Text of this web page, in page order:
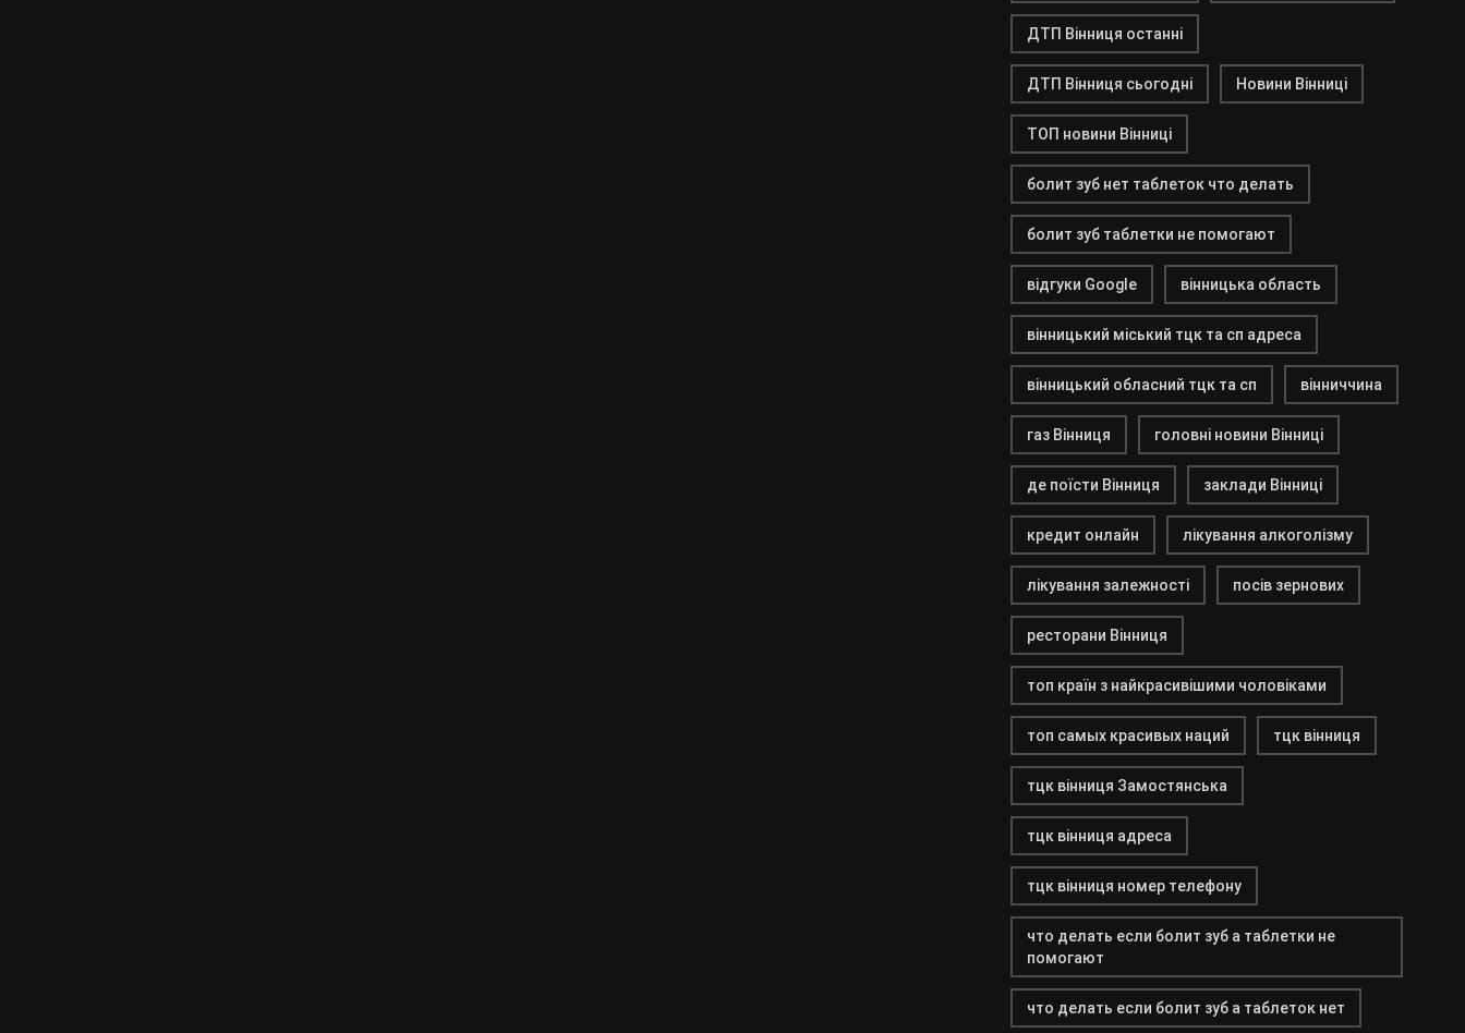
ДТП Вінниця останні
ДТП Вінниця сьогодні Новини Вінниці
ТОП новини Вінниці
болит зуб нет таблеток что делать
болит зуб таблетки не помогают
відгуки Google вінницька область
вінницький міський тцк та сп адреса
вінницький обласний тцк та сп вінниччина
газ Вінниця головні новини Вінниці
де поїсти Вінниця заклади Вінниці
кредит онлайн лікування алкоголізму
лікування залежності посів зернових
ресторани Вінниця
топ країн з найкрасивішими чоловіками
топ самых красивых наций тцк вінниця
тцк вінниця Замостянська
тцк вінниця адреса
тцк вінниця номер телефону
что делать если болит зуб а таблетки не
помогают
что делать если болит зуб а таблеток нет